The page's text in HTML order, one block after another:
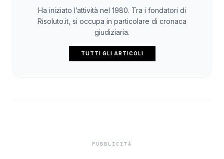
Ha iniziato l’attività nel 1980. Tra i fondatori di
Risoluto.it, si occupa in particolare di cronaca
giudiziaria.
TUTTI GLI ARTICOLI